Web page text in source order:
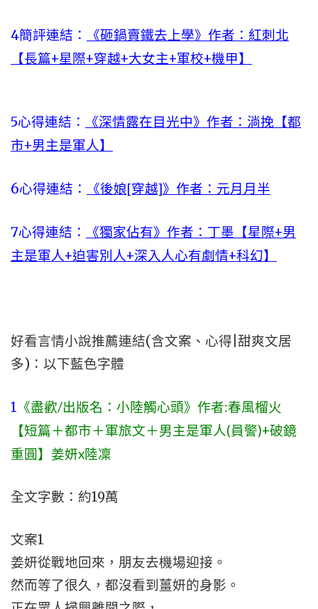
4簡評連結：
《砸鍋賣鐵去上學》作者：紅刺北
【長篇+星際+穿越+大女主+軍校+機甲】
5心得連結：
《深情露在目光中》作者：淌挽【都
市+男主是軍人】
6心得連結： 《後娘[穿越]》作者：元月月半
7心得連結：
《獨家佔有》作者：丁墨【星際+男
主是軍人+迫害別人+深入人心有劇情+科幻】
好看言情小說推薦連結(含文案、心得|甜爽文居
多)：以下藍色字體
1 《盡歡/出版名：小陸觸心頭》作者:春風榴火
【短篇＋都市＋軍旅文＋男主是軍人(員警)+破鏡
重圓】姜妍x陸凜
全文字數：約19萬
文案1
姜妍從戰地回來，朋友去機場迎接。
然而等了很久，都沒看到薑妍的身影。